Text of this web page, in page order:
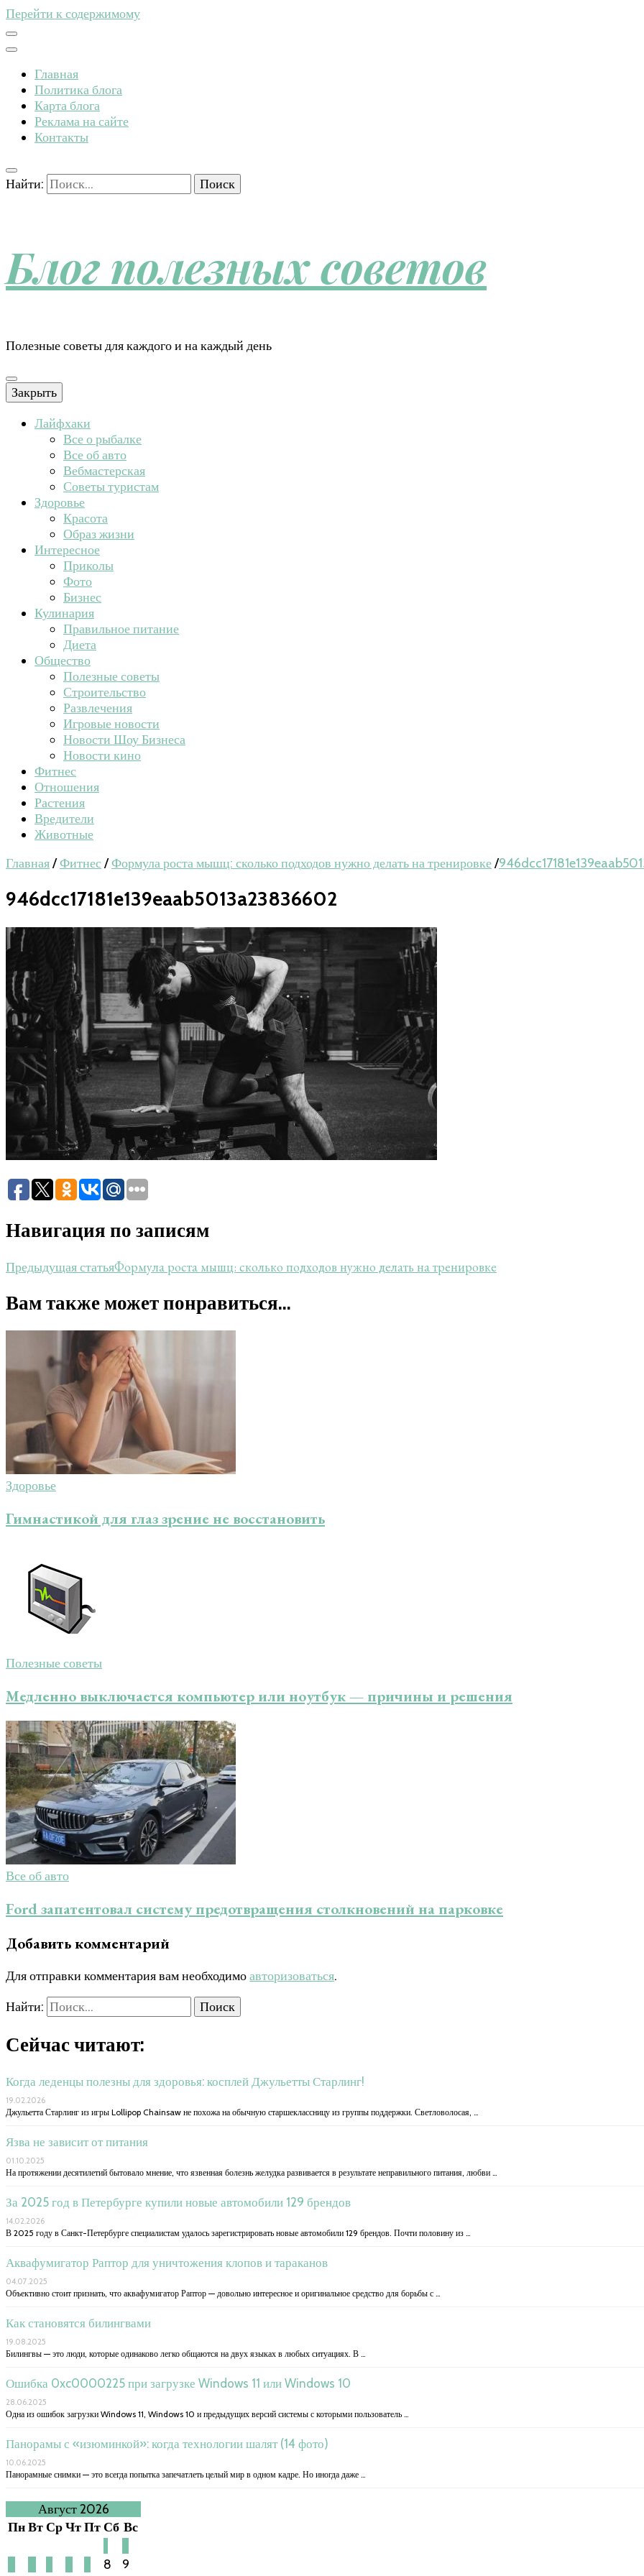
Перейти к содержимому
Главная
Политика блога
Карта блога
Реклама на сайте
Контакты
Найти:
Блог полезных советов
Полезные советы для каждого и на каждый день
Закрыть
Лайфхаки
Все о рыбалке
Все об авто
Вебмастерская
Советы туристам
Здоровье
Красота
Образ жизни
Интересное
Приколы
Фото
Бизнес
Кулинария
Правильное питание
Диета
Общество
Полезные советы
Строительство
Развлечения
Игровые новости
Новости Шоу Бизнеса
Новости кино
Фитнес
Отношения
Растения
Вредители
Животные
Главная/Фитнес/Формула роста мышц: сколько подходов нужно делать на тренировке/
946dcc17181e139eaab5013a23836602
Навигация по записям
Предыдущая статьяФормула роста мышц: сколько подходов нужно делать на тренировке
Вам также может понравиться...
Здоровье
Гимнастикой для глаз зрение не восстановить
Полезные советы
Медленно выключается компьютер или ноутбук — причины и решения
Все об авто
Ford запатентовал систему предотвращения столкновений на парковке
Добавить комментарий
Для отправки комментария вам необходимоавторизоваться.
Найти:
Сейчас читают:
Когда леденцы полезны для здоровья: косплей Джульетты Старлинг!
19.02.2026
Джульетта Старлинг из игры Lollipop Chainsaw не похожа на обычную старшеклассницу из группы поддержки. Светловолосая, …
Язва не зависит от питания
01.10.2025
На протяжении десятилетий бытовало мнение, что язвенная болезнь желудка развивается в результате неправильного питания, любви …
За 2025 год в Петербурге купили новые автомобили 129 брендов
14.02.2026
В 2025 году в Санкт-Петербурге специалистам удалось зарегистрировать новые автомобили 129 брендов. Почти половину из …
Аквафумигатор Раптор для уничтожения клопов и тараканов
04.07.2025
Объективно стоит признать, что аквафумигатор Раптор — довольно интересное и оригинальное средство для борьбы с …
Как становятся билингвами
19.08.2025
Билингвы — это люди, которые одинаково легко общаются на двух языках в любых ситуациях. В …
Ошибка 0xc0000225 при загрузке Windows 11 или Windows 10
28.06.2025
Одна из ошибок загрузки Windows 11, Windows 10 и предыдущих версий системы с которыми пользователь …
Панорамы с «изюминкой»: когда технологии шалят (14 фото)
10.06.2025
Панорамные снимки — это всегда попытка запечатлеть целый мир в одном кадре. Но иногда даже …
Август 2026
ПнВтСрЧтПтСб Вс
8
9